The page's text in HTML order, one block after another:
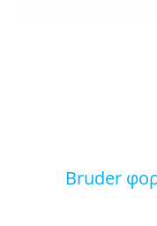
bruder